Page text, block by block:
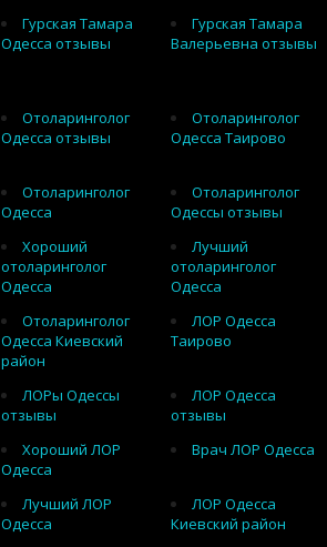
Гурская Тамара
Одесса отзывы
Гурская Тамара
Валерьевна отзывы
Отоларинголог
Одесса отзывы
Отоларинголог
Одесса Таирово
Отоларинголог
Одесса
Отоларинголог
Одессы отзывы
Хороший
отоларинголог
Одесса
Лучший
отоларинголог
Одесса
Отоларинголог
Одесса Киевский
район
ЛОР Одесса
Таирово
ЛОРы Одессы
отзывы
ЛОР Одесса
отзывы
Хороший ЛОР
Одесса
Врач ЛОР Одесса
Лучший ЛОР
Одесса
ЛОР Одесса
Киевский район